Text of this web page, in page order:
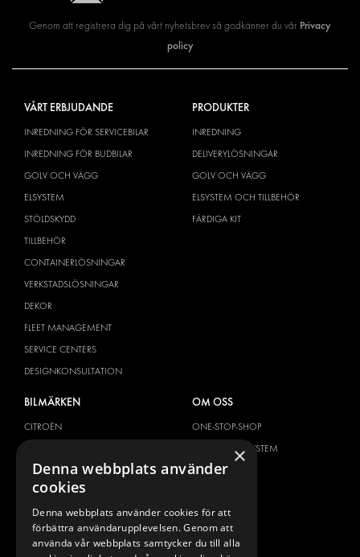
Genom att registrera dig på vårt nyhetsbrev så godkänner du vår Privacy
policy
VÅRT ERBJUDANDE
INREDNING FÖR SERVICEBILAR
INREDNING FÖR BUDBILAR
GOLV OCH VÄGG
ELSYSTEM
STÖLDSKYDD
TILLBEHÖR
CONTAINERLÖSNINGAR
VERKSTADSLÖSNINGAR
DEKOR
FLEET MANAGEMENT
SERVICE CENTERS
DESIGNKONSULTATION
PRODUKTER
INREDNING
DELIVERYLÖSNINGAR
GOLV OCH VÄGG
ELSYSTEM OCH TILLBEHÖR
FÄRDIGA KIT
BILMÄRKEN
CITROËN
FIAT
FORD
HYUNDAI
IVECO
OM OSS
ONE-STOP-SHOP
OM MODUL-SYSTEM
BROSCHYRER
NYHETER
KONTAKT
×
Denna webbplats använder
cookies
Denna webbplats använder cookies för att
förbättra användarupplevelsen. Genom att
använda vår webbplats samtycker du till alla